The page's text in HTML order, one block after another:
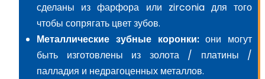
сделаны из фарфора или zirconia для того
чтобы сопрягать цвет зубов.
Металлические зубные коронки:они могут
быть изготовлены из золота / платины /
палладия и недрагоценных металлов.